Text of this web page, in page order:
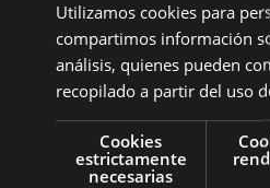
Utilizamos cookies para
compartimos información
análisis, quienes pueden
recopilado a partir del uso
Cookies
estrictamente
necesarias